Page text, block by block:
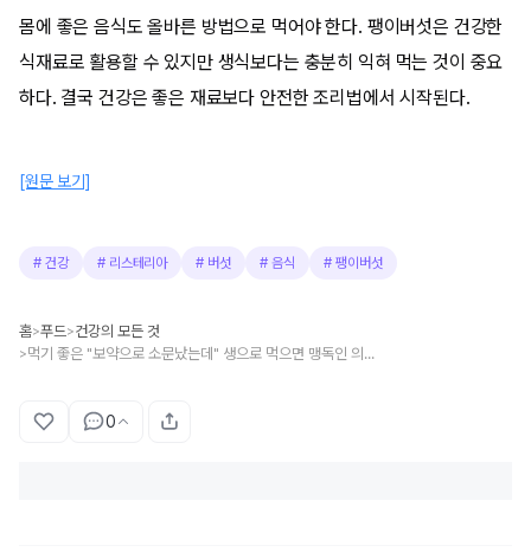
몸에 좋은 음식도 올바른 방법으로 먹어야 한다. 팽이버섯은 건강한
식재료로 활용할 수 있지만 생식보다는 충분히 익혀 먹는 것이 중요
하다. 결국 건강은 좋은 재료보다 안전한 조리법에서 시작된다.
[원문 보기]
# 건강 # 리스테리아 # 버섯 #음식 # 팽이버섯
홈>푸드>건강의 모든 것
> 먹기 좋은 "보약으로 소문났는데" 생으로 먹으면 맹독인 의외의 음식
0